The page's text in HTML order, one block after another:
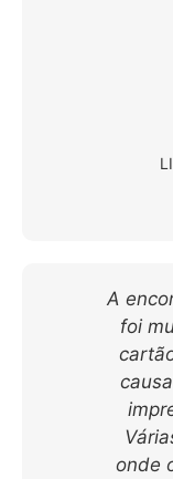
A
foi
onde